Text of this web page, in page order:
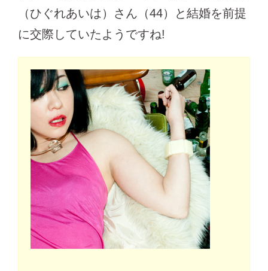
（ひぐれあいは）さん（44）と結婚を前提
に交際していたようですね!